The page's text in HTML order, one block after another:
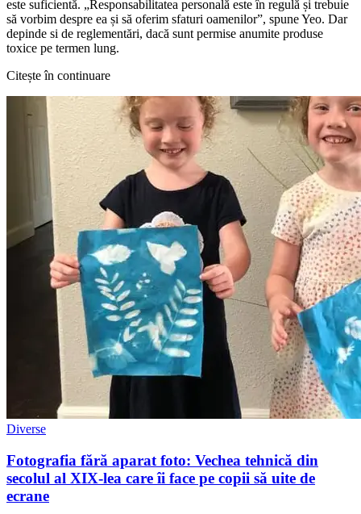
este suficientă. „Responsabilitatea personală este în regulă și trebuie
să vorbim despre ea și să oferim sfaturi oamenilor”, spune Yeo. Dar
depinde si de reglementări, dacă sunt permise anumite produse
toxice pe termen lung.
Citește în continuare
Diverse
Fotografia fără aparat foto: Vechea tehnică din
secolul al XIX-lea care îi face pe copii să uite de
ecrane